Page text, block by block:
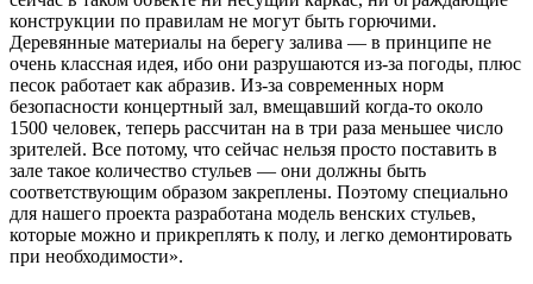
конструкции по правилам не могут быть горючими.
Деревянные материалы на берегу залива — в принципе не
очень классная идея, ибо они разрушаются из-за погоды, плюс
песок работает как абразив. Из-за современных норм
безопасности концертный зал, вмещавший когда-то около
1500 человек, теперь рассчитан на в три раза меньшее число
зрителей. Все потому, что сейчас нельзя просто поставить в
зале такое количество стульев — они должны быть
соответствующим образом закреплены. Поэтому специально
для нашего проекта разработана модель венских стульев,
которые можно и прикреплять к полу, и легко демонтировать
при необходимости».